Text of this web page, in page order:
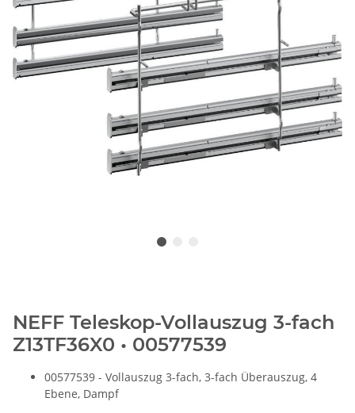
NEFF Teleskop-Vollauszug 3-fach
Z13TF36X0 • 00577539
00577539 - Vollauszug 3-fach, 3-fach Überauszug, 4
Ebene, Dampf